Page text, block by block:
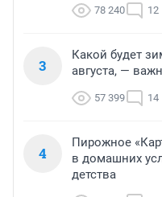
78 240 12
3
Какой будет
августа, —
57 399 14
4
Пирожное
в домашних
детства